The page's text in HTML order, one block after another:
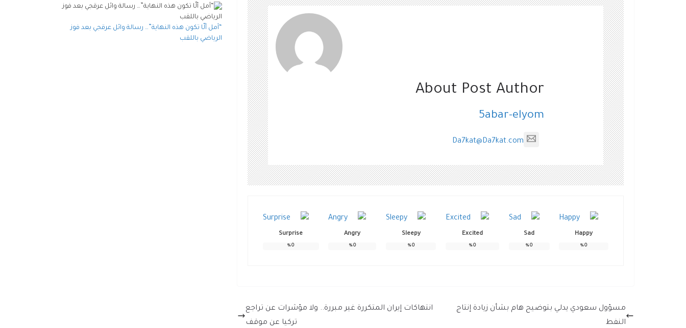
About Post Author
5abar-elyom
Da7kat@Da7kat.com
Happy
0
%
Sad
0
%
Excited
0
%
Sleepy
0
%
Angry
0
%
Surprise
0
%
مسؤول سعودي يدلي بتوضيح هام بشأن زيادة إنتاج
النفط
انتهاكات إيران المتكررة غير مبررة.. ولا مؤشرات عن تراجع
تركيا عن موقف
“آمل ألّا تكون هذه النهاية”… رسالة وائل عرقجي بعد فوز
الرياضي باللقب